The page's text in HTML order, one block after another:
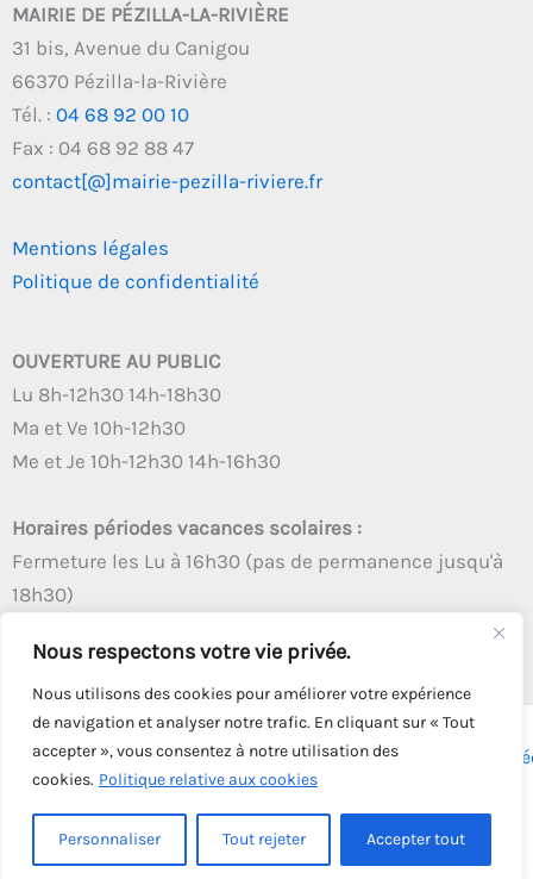
Nous respectons votre vie privée.
Nous utilisons des cookies pour améliorer votre expérience
de navigation et analyser notre trafic. En cliquant sur « Tout
accepter », vous consentez à notre utilisation des
cookies. Politique relative aux cookies
Personnaliser Tout rejeter Accepter tout
MAIRIE DE PÉZILLA-LA-RIVIÈRE
31 bis, Avenue du Canigou
66370 Pézilla-la-Rivière
Tél. : 04 68 92 00 10
Fax : 04 68 92 88 47
contact[@]mairie-pezilla-riviere.fr
Mentions légales
Politique de confidentialité
OUVERTURE AU PUBLIC
Lu 8h-12h30 14h-18h30
Ma et Ve 10h-12h30
Me et Je 10h-12h30 14h-16h30
Horaires périodes vacances scolaires :
Fermeture les Lu à 16h30 (pas de permanence jusqu'à
18h30)
Copyright © 2026 - Tous droits réservés - | Webmaster
Solution